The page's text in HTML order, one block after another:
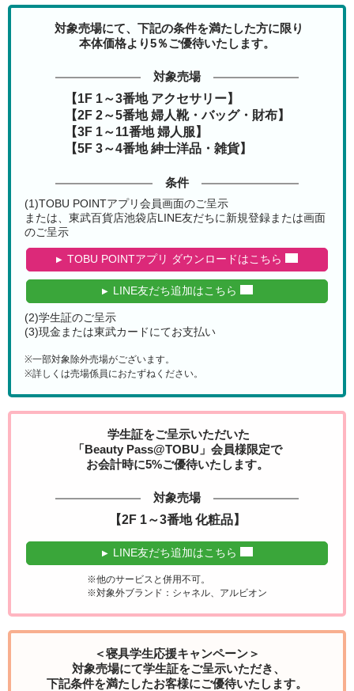
対象売場にて、下記の条件を満たした方に限り
本体価格より5％ご優待いたします。
対象売場
【1F 1～3番地 アクセサリー】
【2F 2～5番地 婦人靴・バッグ・財布】
【3F 1～11番地 婦人服】
【5F 3～4番地 紳士洋品・雑貨】
条件
(1)TOBU POINTアプリ会員画面のご呈示
または、東武百貨店池袋店LINE友だちに新規登録または画面
のご呈示
TOBU POINTアプリ ダウンロードはこちら
LINE友だち追加はこちら
(2)学生証のご呈示
(3)現金または東武カードにてお支払い
※一部対象除外売場がございます。
※詳しくは売場係員におたずねください。
学生証をご呈示いただいた
「Beauty Pass@TOBU」会員様限定で
お会計時に5%ご優待いたします。
対象売場
【2F 1～3番地 化粧品】
LINE友だち追加はこちら
※他のサービスと併用不可。
※対象外ブランド：シャネル、アルビオン
＜寝具学生応援キャンペーン＞
対象売場にて学生証をご呈示いただき、
下記条件を満たしたお客様にご優待いたします。